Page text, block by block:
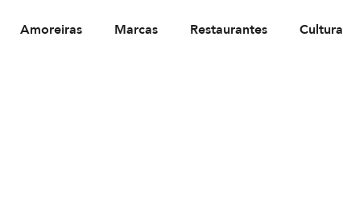
Amoreiras Marcas Restaurantes Cultura